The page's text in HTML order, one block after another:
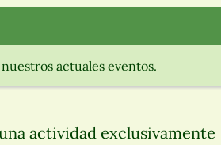
actuales eventos.
actividad exclusivamente